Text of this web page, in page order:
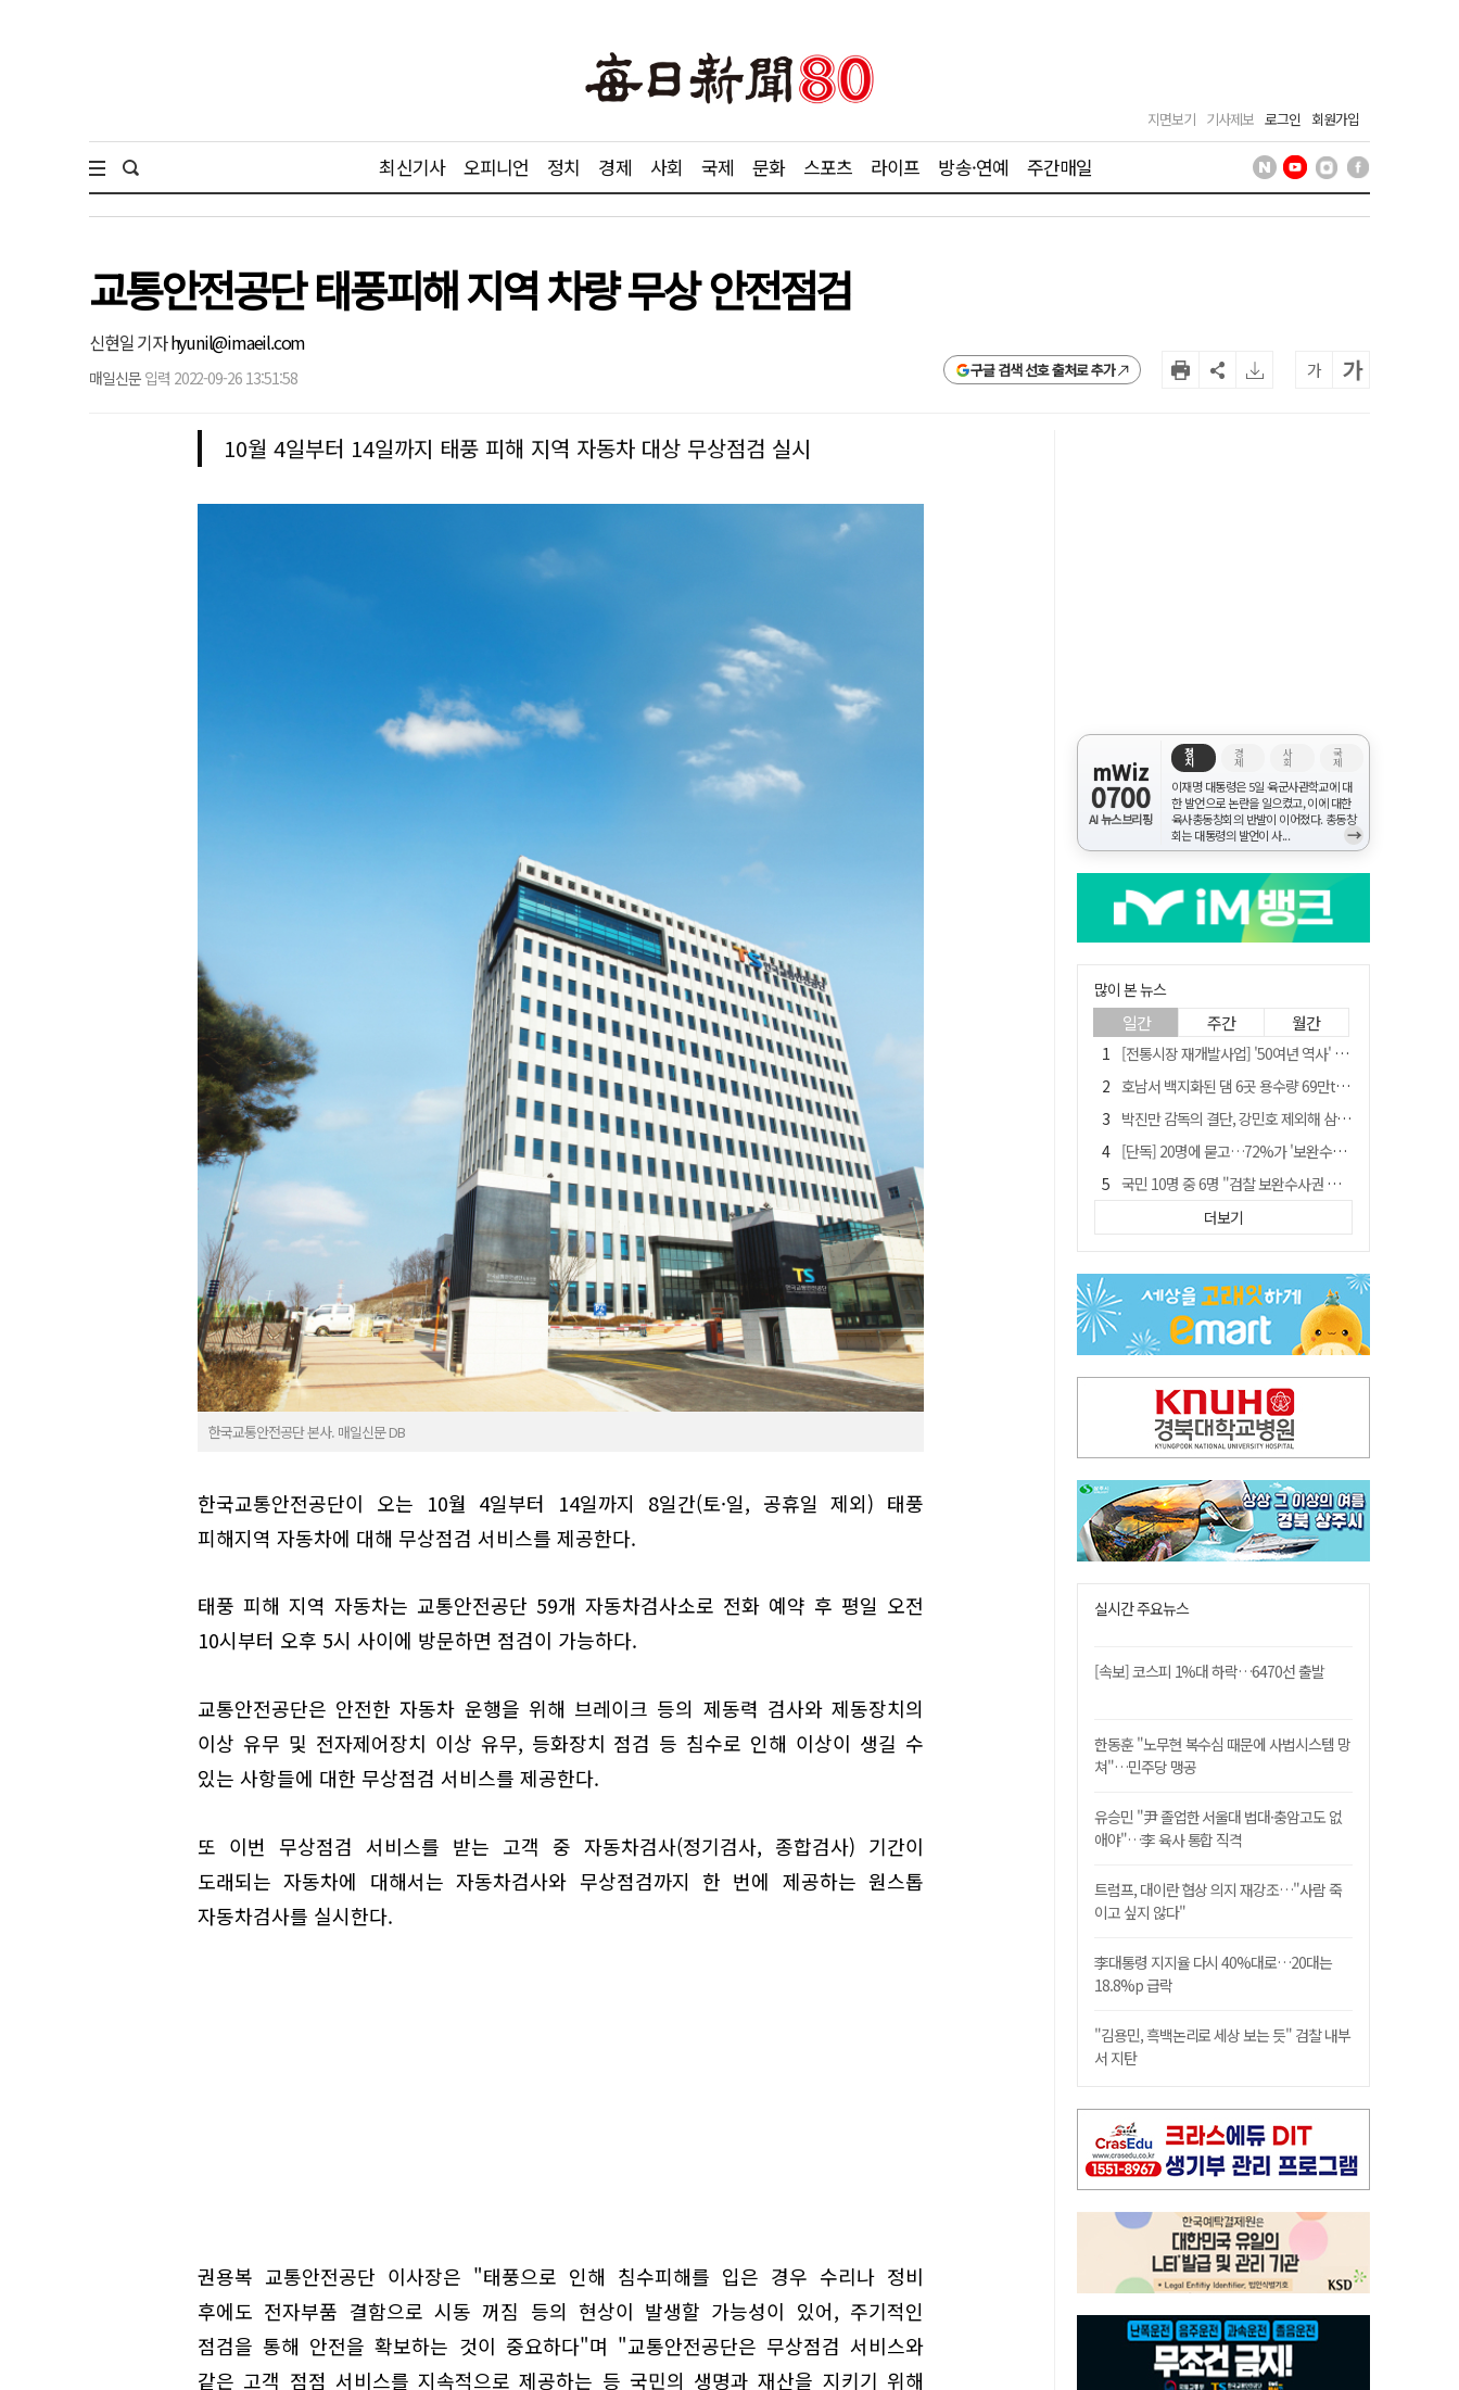
지면보기 기사제보 로그인 회원가입
최신기사 오피니언 정치 경제 사회 국제 문화 스포츠 라이프 방송·연예 주간매일
교통안전공단 태풍피해 지역 차량 무상 안전점검
신현일 기자hyunil@imaeil.com
매일신문 입력 2022-09-26 13:51:58 구글 검색 선호 출처로 추가 가 가
10월 4일부터 14일까지 태풍 피해 지역 자동차 대상 무상점검 실시
한국교통안전공단 본사. 매일신문 DB
한국교통안전공단이 오는 10월 4일부터 14일까지 8일간(토·일, 공휴일 제외) 태풍
피해지역 자동차에 대해 무상점검 서비스를 제공한다.
태풍 피해 지역 자동차는 교통안전공단 59개 자동차검사소로 전화 예약 후 평일 오전
10시부터 오후 5시 사이에 방문하면 점검이 가능하다.
교통안전공단은 안전한 자동차 운행을 위해 브레이크 등의 제동력 검사와 제동장치의
이상 유무 및 전자제어장치 이상 유무, 등화장치 점검 등 침수로 인해 이상이 생길 수
있는 사항들에 대한 무상점검 서비스를 제공한다.
또 이번 무상점검 서비스를 받는 고객 중 자동차검사(정기검사, 종합검사) 기간이
도래되는 자동차에 대해서는 자동차검사와 무상점검까지 한 번에 제공하는 원스톱
자동차검사를 실시한다.
권용복 교통안전공단 이사장은 "태풍으로 인해 침수피해를 입은 경우 수리나 정비
후에도 전자부품 결함으로 시동 꺼짐 등의 현상이 발생할 가능성이 있어, 주기적인
점검을 통해 안전을 확보하는 것이 중요하다"며 "교통안전공단은 무상점검 서비스와
같은 고객 점점 서비스를 지속적으로 제공하는 등 국민의 생명과 재산을 지키기 위해
mWiz
0700
AI 뉴스브리핑
정
치
경
제
사
회
국
제
이재명 대통령은 5일 육군사관학교에 대
한 발언으로 논란을 일으켰고, 이에 대한
육사총동창회의 반발이 이어졌다. 총동창
회는 대통령의 발언이 사...
→
많이 본 뉴스
일간 주간 월간
[전통시장 재개발사업] '50여년 역사' 수성시장 자리에 25층 주상복합 들어선다
호남서 백지화된 댐 6곳 용수량 69만t… 반도체 클러스터 필요량 넘는다
박진만 감독의 결단, 강민호 제외해 삼성 라이온즈에 긴장감 불어 넣어
[단독] 20명에 묻고…72%가 '보완수사권 폐지'?
국민 10명 중 6명 "검찰 보완수사권 필요"…민주당 지지층도 53.8%
[전통시장 재개발사업] 신천시장 재개발, 준공 후에도 소송전
안동-사가에, "50년 우정 넘어 미래 50년 함께 연다"
"오를까, 내릴까" 목표가 깎인 삼전·닉스…AMD 이어 샌디스크에 쏠린 눈
'부산 돌려차기' 피해자, 서범수 "돌려차기 하죠" 실언 사과 수용
더보기
실시간 주요뉴스
[속보] 코스피 1%대 하락…6470선 출발
한동훈 "노무현 복수심 때문에 사법시스템 망
쳐"…민주당 맹공
유승민 "尹 졸업한 서울대 법대·충암고도 없
애야"…李 육사 통합 직격
트럼프, 대이란 협상 의지 재강조…"사람 죽
이고 싶지 않다"
李대통령 지지율 다시 40%대로…20대는
18.8%p 급락
"김용민, 흑백논리로 세상 보는 듯" 검찰 내부
서 지탄